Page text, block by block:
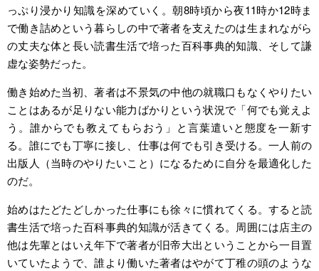
っぷり浸かり知識を深めていく。朝8時頃から夜11時か12時ま
で働き詰めという暮らしの中で著者を支えたのは生まれながら
の丈夫な体と長い読書生活で培った百科事典的知識、そして謙
虚な姿勢だった。
働き始めた当初、著者は不景気の中他の就職口もなくやりたい
ことはあるが足りない能力ばかりという状況で「何でも覚えよ
う。誰からでも教えてもらおう」と言葉遣いと態度を一新す
る。誰にでも丁寧に接し、仕事は何でも引き受ける。一人前の
出版人（当時のやりたいこと）になるために自分を最適化した
のだ。
始めはたどたどしかった仕事にも徐々に慣れてくる。すると読
書生活で培った百科事典的知識が活きてくる。周囲には店主の
他は先輩とはいえ年下で著者が旧帝大出ということから一目置
いていたようで、誰より働いた著者はやがて丁稚の頭のような